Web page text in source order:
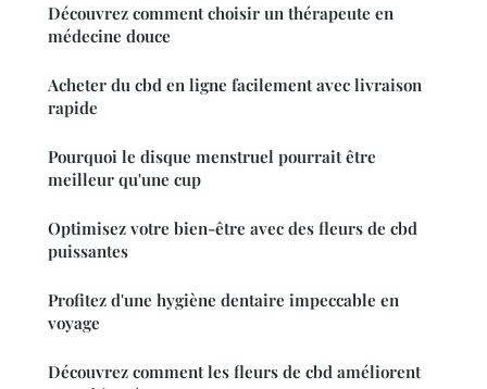
Découvrez comment choisir un thérapeute en
médecine douce
Acheter du cbd en ligne facilement avec livraison
rapide
Pourquoi le disque menstruel pourrait être
meilleur qu'une cup
Optimisez votre bien-être avec des fleurs de cbd
puissantes
Profitez d'une hygiène dentaire impeccable en
voyage
Découvrez comment les fleurs de cbd améliorent